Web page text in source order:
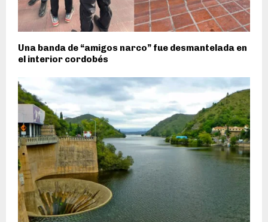
Una banda de “amigos narco” fue desmantelada en
el interior cordobés